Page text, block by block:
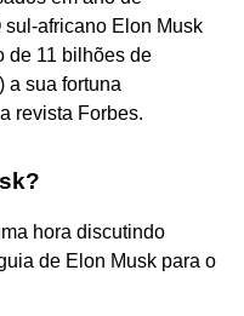
africano Elon Musk
de 11 bilhões de
a sua fortuna
revista Forbes.
hora discutindo
de Elon Musk para o